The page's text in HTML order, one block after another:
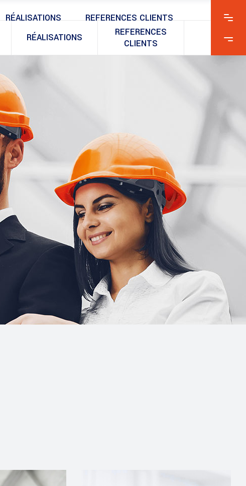
RÉALISATIONS
REFERENCES
CLIENTS
RÉALISATIONS REFERENCES CLIENTS